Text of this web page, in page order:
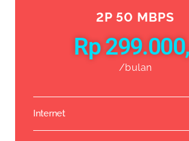
2P 50 MBPS
Rp
/bulan
Internet